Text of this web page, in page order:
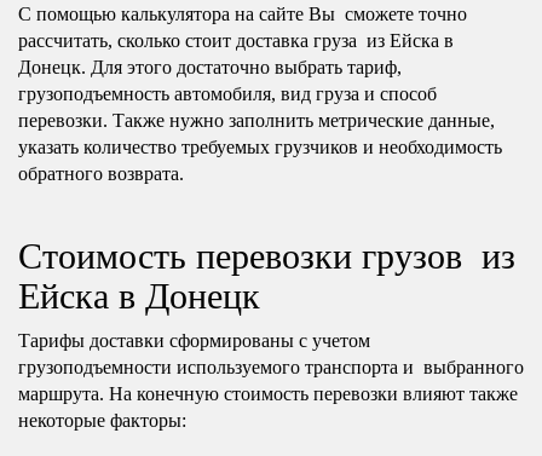
С помощью калькулятора на сайте Вы сможете точно
рассчитать, сколько стоит доставка груза из Ейска в
Донецк. Для этого достаточно выбрать тариф,
грузоподъемность автомобиля, вид груза и способ
перевозки. Также нужно заполнить метрические данные,
указать количество требуемых грузчиков и необходимость
обратного возврата.
Стоимость перевозки грузов из
Ейска в Донецк
Тарифы доставки сформированы с учетом
грузоподъемности используемого транспорта и выбранного
маршрута. На конечную стоимость перевозки влияют также
некоторые факторы: